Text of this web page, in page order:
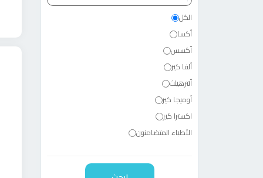
التأمين
الكل
أكسا
أكسس
ألفا كير
أنترهيلث
أوميجا كير
اكسترا كير
الأطباء المتضامنون
الأهلي سوسيته جنرال